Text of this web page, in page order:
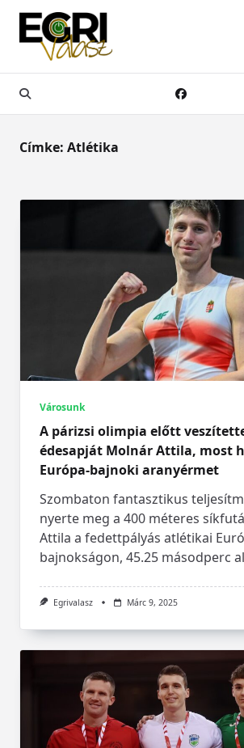
Skip
content
Címke: Atlétika
Városunk
A párizsi olimpia előtt
édesapját Molnár Attila, most
Európa-bajnoki aranyérmet
Szombaton fantasztikus
nyerte meg a 400 méteres
Attila a fedettpályás atlétikai
bajnokságon, 45.25 másodperc
Egrivalasz Márc 9, 2025